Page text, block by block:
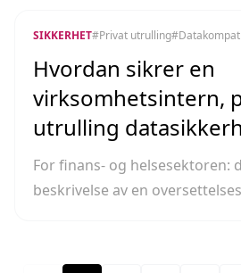
SIKKERHET#Privat utrulling#
Hvordan sikrer en
virksomhetsintern,
utrulling
For finans- og helsesektoren:
beskrivelse av en